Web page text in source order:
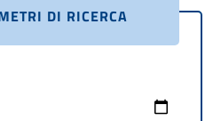
DI RICERCA